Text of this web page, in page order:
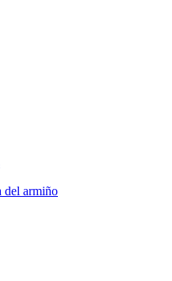
del armiño